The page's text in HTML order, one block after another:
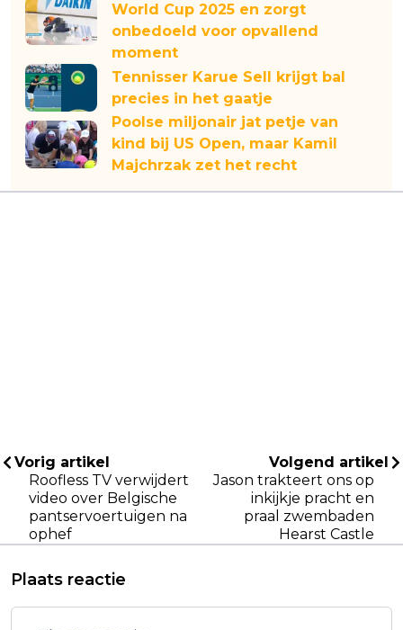
World Cup 2025 en zorgt
onbedoeld voor opvallend
moment
Tennisser Karue Sell krijgt bal
precies in het gaatje
Poolse miljonair jat petje van
kind bij US Open, maar Kamil
Majchrzak zet het recht
Vorig artikel
Roofless TV verwijdert
video over Belgische
pantservoertuigen na
ophef
Volgend artikel
Jason trakteert ons op
inkijkje pracht en
praal zwembaden
Hearst Castle
Plaats reactie